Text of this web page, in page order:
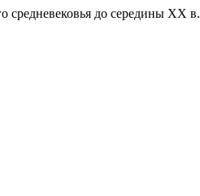
средневековья до середины XX в.